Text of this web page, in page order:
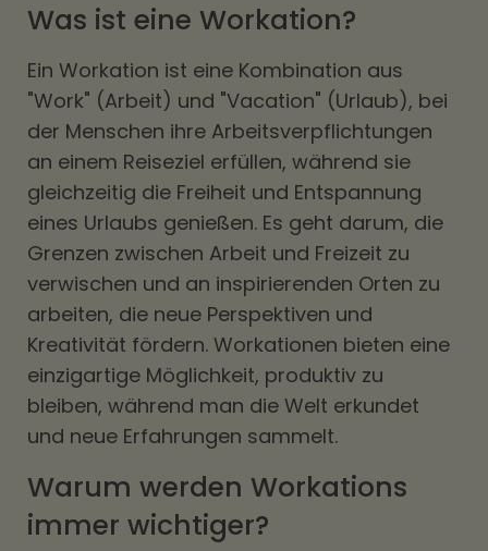
Was ist eine Workation?
Ein Workation ist eine Kombination aus
"Work" (Arbeit) und "Vacation" (Urlaub), bei
der Menschen ihre Arbeitsverpflichtungen
an einem Reiseziel erfüllen, während sie
gleichzeitig die Freiheit und Entspannung
eines Urlaubs genießen. Es geht darum, die
Grenzen zwischen Arbeit und Freizeit zu
verwischen und an inspirierenden Orten zu
arbeiten, die neue Perspektiven und
Kreativität fördern. Workationen bieten eine
einzigartige Möglichkeit, produktiv zu
bleiben, während man die Welt erkundet
und neue Erfahrungen sammelt.
Warum werden Workations
immer wichtiger?